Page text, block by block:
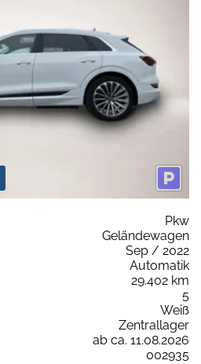
Pkw
Geländewagen
Sep / 2022
Automatik
29.402 km
5
Weiß
Zentrallager
ab ca. 11.08.2026
002935